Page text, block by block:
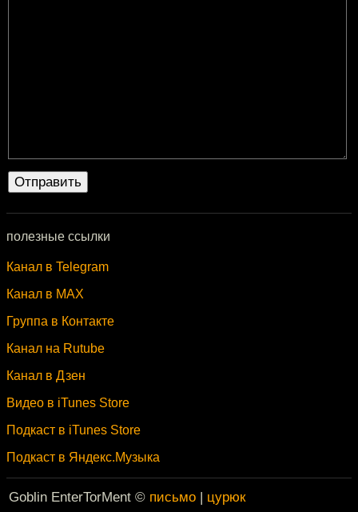
полезные ссылки
Канал в Telegram
Канал в MAX
Группа в Контакте
Канал на Rutube
Канал в Дзен
Видео в iTunes Store
Подкаст в iTunes Store
Подкаст в Яндекс.Музыка
Goblin EnterTorMent © письмо | цурюк